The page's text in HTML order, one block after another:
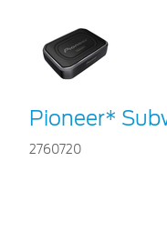
Pioneer*
2760720